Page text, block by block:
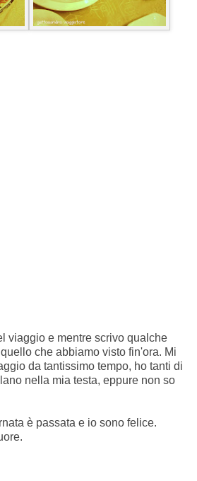
viaggio e mentre scrivo qualche
che abbiamo visto fin'ora. Mi
da tantissimo tempo, ho tanti di
nella mia testa, eppure non so
è passata e io sono felice.